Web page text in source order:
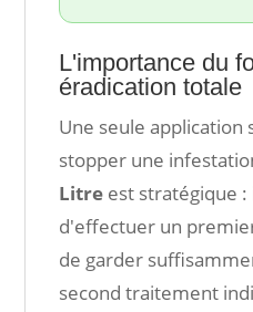
L'importance du
éradication totale
Une seule
stopper une
Litre est stratégique
d'effectuer un
de garder
second traitement